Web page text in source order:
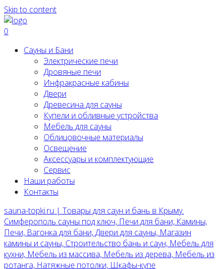
Skip to content
0
Сауны и Бани
Электрические печи
Дровяные печи
Инфракрасные кабины
Двери
Древесина для сауны
Купели и обливные устройства
Мебель для сауны
Облицовочные материалы
Освещение
Аксессуары и комплектующие
Сервис
Наши работы
Контакты
sauna-topki.ru | Товары для саун и бань в Крыму.
Симферополь сауны под ключ, Печи для бани, Камины,
Печи, Вагонка для бани, Двери для сауны, Магазин
камины и сауны, Строительство бань и саун, Мебель для
кухни, Мебель из массива, Мебель из дерева, Мебель из
ротанга, Натяжные потолки, Шкафы-купе